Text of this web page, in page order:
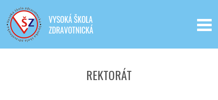
REKTORÁT
Iveta - Vysoká škola zdravotnická,
o.p.s.